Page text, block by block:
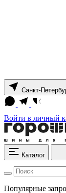
Санкт-
Войти в личный
Каталог
Популярные